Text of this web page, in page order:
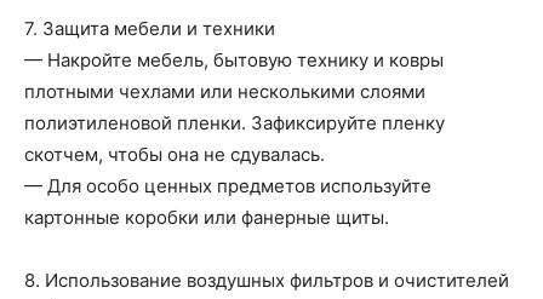
7. Защита мебели и техники
— Накройте мебель, бытовую технику и ковры
плотными чехлами или несколькими слоями
полиэтиленовой пленки. Зафиксируйте пленку
скотчем, чтобы она не сдувалась.
— Для особо ценных предметов используйте
картонные коробки или фанерные щиты.
8. Использование воздушных фильтров и очистителей